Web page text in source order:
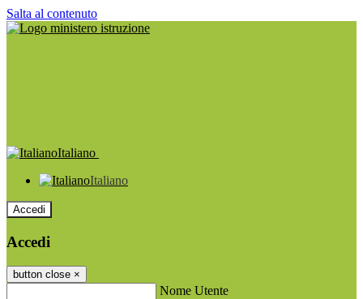
Salta al contenuto
Italiano
Italiano
Accedi
Accedi
button close ×
Nome Utente